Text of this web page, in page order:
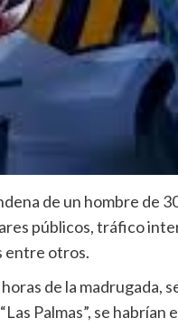
de un hombre de
públicos, tráfico
entre otros.
de la madrugada,
Palmas”, se